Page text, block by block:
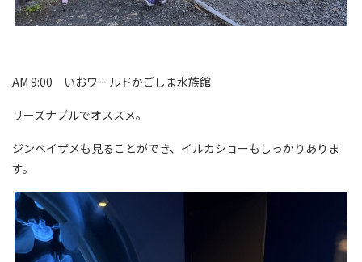
AM 9:00 いおワールドかごしま水族館
リーズナブルでオススメ。
ジンベイザメも見ることができ、イルカショーもしっかりありま
す。